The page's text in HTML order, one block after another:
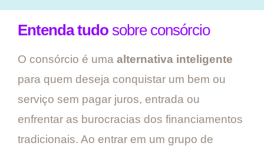
Entenda tudo sobre consórcio
O consórcio é uma alternativa inteligente
para quem deseja conquistar um bem ou
serviço sem pagar juros, entrada ou
enfrentar as burocracias dos financiamentos
tradicionais. Ao entrar em um grupo de